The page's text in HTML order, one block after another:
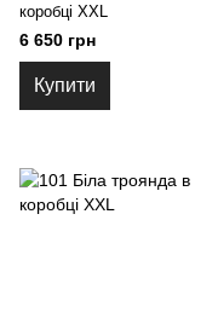
коробці XXL
6 650 грн
Купити